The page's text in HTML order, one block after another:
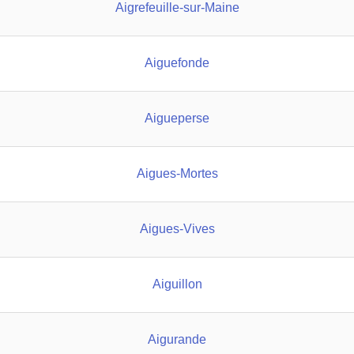
Aigrefeuille-sur-Maine
Aiguefonde
Aigueperse
Aigues-Mortes
Aigues-Vives
Aiguillon
Aigurande